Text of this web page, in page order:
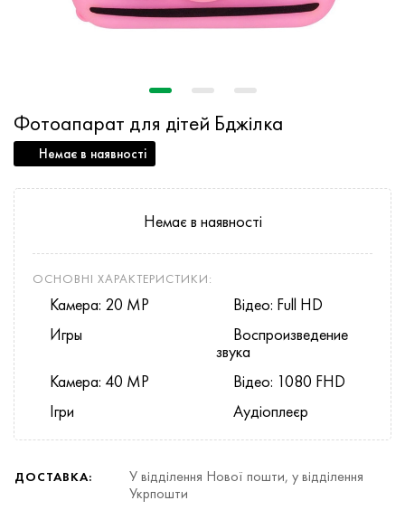
Фотоапарат для дітей Бджілка
Немає в наявності
Немає в наявності
ОСНОВНІ ХАРАКТЕРИСТИКИ:
Камера: 20 MP
Відео: Full HD
Игры
Воспроизведение
звука
Камера: 40 MP
Відео: 1080 FHD
Ігри
Аудіоплеєр
ДОСТАВКА:
У відділення Нової пошти, у відділення
Укрпошти